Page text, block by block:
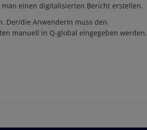
einen digitalisierten Bericht erstellen.
Der/die AnwenderIn muss den
manuell in Q-global eingegeben werden.